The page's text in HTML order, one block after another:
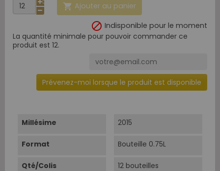
 Ajouter au panier
 Indisponible pour le moment
La quantité minimale pour pouvoir commander ce
produit est 12.
Prévenez-moi lorsque le produit est disponible
Millésime 2015
Format Bouteille 0.75L
Qté/Colis 12 bouteilles